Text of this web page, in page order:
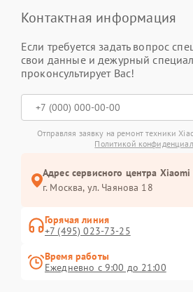
Контактная информация
Если требуется задать вопрос
свои данные и дежурный
проконсультирует Вас!
Отправляя заявку на ремонт техники
Политикой
Адрес сервисного центра
г. Москва, ул. Чаянова 18
Горячая линия
+7 (495) 023-73-25
Время работы
Ежедневно с 9:00 до 21:00